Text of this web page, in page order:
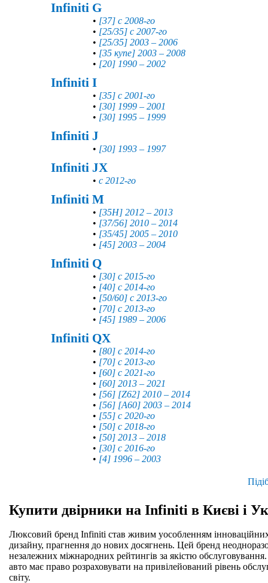
Infiniti G
• [37] с 2008-го
• [25/35] с 2007-го
• [25/35] 2003 – 2006
• [35 купе] 2003 – 2008
• [20] 1990 – 2002
Infiniti I
• [35] c 2001-го
• [30] 1999 – 2001
• [30] 1995 – 1999
Infiniti J
• [30] 1993 – 1997
Infiniti JX
• с 2012-го
Infiniti M
• [35H] 2012 – 2013
• [37/56] 2010 – 2014
• [35/45] 2005 – 2010
• [45] 2003 – 2004
Infiniti Q
• [30] с 2015-го
• [40] с 2014-го
• [50/60] с 2013-го
• [70] с 2013-го
• [45] 1989 – 2006
Infiniti QX
• [80] с 2014-го
• [70] с 2013-го
• [60] с 2021-го
• [60] 2013 – 2021
• [56] [Z62] 2010 – 2014
• [56] [A60] 2003 – 2014
• [55] с 2020-го
• [50] с 2018-го
• [50] 2013 – 2018
• [30] с 2016-го
• [4] 1996 – 2003
Купити двірники на Infiniti в Києві і
Люксовий бренд Infiniti став живим уособленням
дизайну, прагнення до нових досягнень. Цей бренд
незалежних міжнародних рейтингів за якістю
авто має право розраховувати на привілейований рівень
світу.